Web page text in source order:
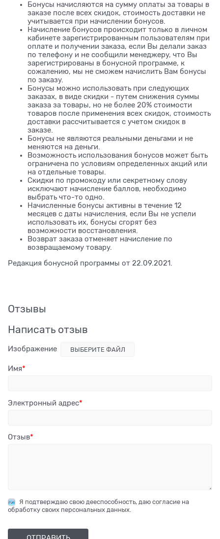
Бонусы начисляются на сумму оплаты за товары в
заказе после всех скидок, стоимость доставки не
учитывается при начислении бонусов.
Начисление бонусов происходит только в личном
кабинете зарегистрированным пользователям при
оплате и получении заказа, если Вы делали заказ
по телефону и не сообщили менеджеру, что Вы
зарегистрированы в бонусной программе, к
сожалению, мы не сможем начислить Вам бонусы
по заказу.
Бонусы можно использовать при следующих
заказах, в виде скидки - путем снижения суммы
заказа за товары, но не более 20% стоимости
товаров после применения всех скидок, стоимость
доставки рассчитывается с учетом скидок в
заказе.
Бонусы не являются реальными деньгами и не
меняются на деньги.
Возможность использования бонусов может быть
ограничена по условиям определенных акций или
на отдельные товары.
Скидки по промокоду или секретному слову
исключают начисление баллов, необходимо
выбрать что-то одно.
Начисленные бонусы активны в течение 12
месяцев с даты начисления, если Вы не успели
использовать их, бонусы сгорят без
возможности восстановления.
Возврат заказа отменяет начисление по
возвращаемому товару.
Редакция бонусной программы от 22.09.2021.
Отзывы
Написать отзыв
Изображение ВЫБЕРИТЕ ФАЙЛ
Имя
Электронный адрес
Отзыв
Я подтверждаю свою дееспособность, даю согласие на
обработку своих персональных данных.